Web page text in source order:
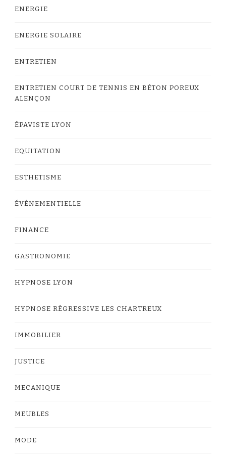
ENERGIE
ENERGIE SOLAIRE
ENTRETIEN
ENTRETIEN COURT DE TENNIS EN BÉTON POREUX
ALENÇON
ÉPAVISTE LYON
EQUITATION
ESTHETISME
ÉVÉNEMENTIELLE
FINANCE
GASTRONOMIE
HYPNOSE LYON
HYPNOSE RÉGRESSIVE LES CHARTREUX
IMMOBILIER
JUSTICE
MECANIQUE
MEUBLES
MODE